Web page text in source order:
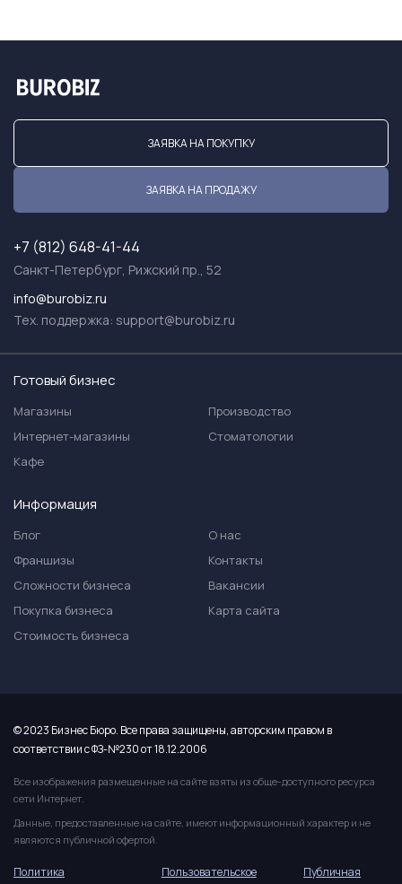
ЗАЯВКА НА ПОКУПКУ
ЗАЯВКА НА ПРОДАЖУ
+7 (812) 648-41-44
Санкт-Петербург, Рижский пр., 52
info@burobiz.ru
Тех. поддержка: support@burobiz.ru
Готовый бизнес
Магазины
Интернет-магазины
Кафе
Производство
Стоматологии
Информация
Блог
Франшизы
Сложности бизнеса
Покупка бизнеса
Стоимость бизнеса
О нас
Контакты
Вакансии
Карта сайта
© 2023 Бизнес Бюро. Все права защищены, авторским правом в
соответствии с ФЗ-№230 от 18.12.2006
Все изображения размещенные на сайте взяты из обще-доступного ресурса
сети Интернет.
Данные, предоставленные на сайте, имеют информационный характер и не
являются публичной офертой.
Политика
Пользовательское
Публичная